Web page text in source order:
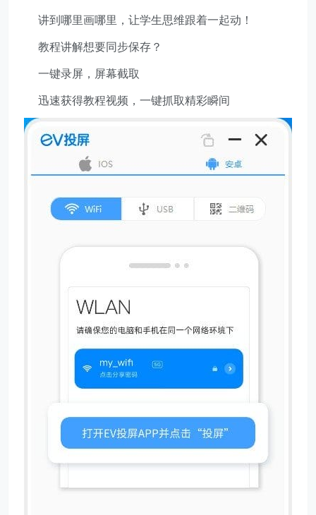
讲到哪里画哪里，让学生思维跟着一起动！
教程讲解想要同步保存？
一键录屏，屏幕截取
迅速获得教程视频，一键抓取精彩瞬间